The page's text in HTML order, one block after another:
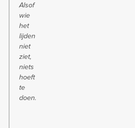
Alsof
wie
het
lijden
niet
ziet,
niets
hoeft
te
doen.